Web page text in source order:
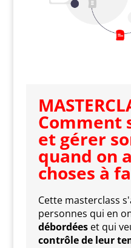
Comment
et gérer
quand on
choses à
Cette masterclass
personnes qui en
débordéeset qui
contrôle de leur